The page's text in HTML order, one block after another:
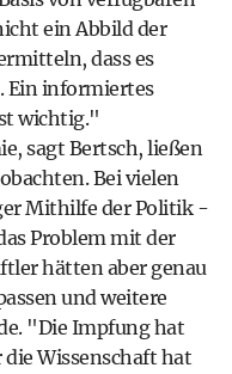
ein Abbild der
dass es
Ein informiertes
wichtig."
sagt Bertsch, ließen
Bei vielen
Mithilfe der Politik -
Problem mit der
hätten aber genau
und weitere
"Die Impfung hat
Wissenschaft hat